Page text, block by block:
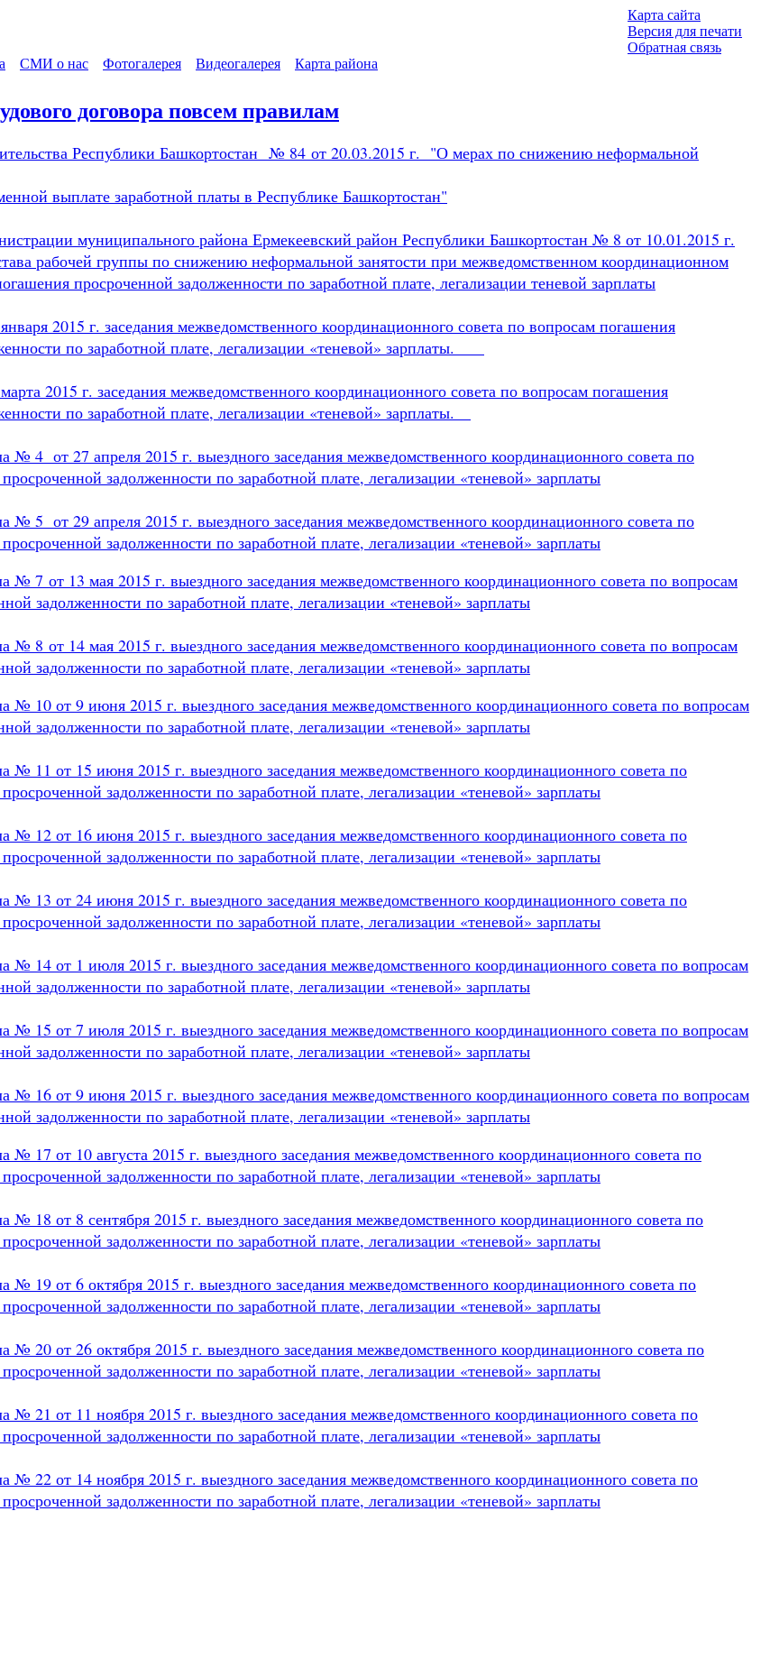
Карта сайта
Версия для печати
Обратная связь
СМИ о нас Фотогалерея Видеогалерея Карта района
договора повсем правилам
Республики Башкортостан № 84 от 20.03.2015 г. "О мерах по снижению неформальной
выплате заработной платы в Республике Башкортостан"
муниципального района Ермекеевский район Республики Башкортостан № 8 от 10.01.2015 г.
рабочей группы по снижению неформальной занятости при межведомственном координационном
просроченной задолженности по заработной плате, легализации теневой зарплаты
2015 г. заседания межведомственного координационного совета по вопросам погашения
по заработной плате, легализации «теневой» зарплаты.
2015 г. заседания межведомственного координационного совета по вопросам погашения
по заработной плате, легализации «теневой» зарплаты.
№ 4 от 27 апреля 2015 г. выездного заседания межведомственного координационного совета по
задолженности по заработной плате, легализации «теневой» зарплаты
№ 5 от 29 апреля 2015 г. выездного заседания межведомственного координационного совета по
задолженности по заработной плате, легализации «теневой» зарплаты
№ 7 от 13 мая 2015 г. выездного заседания межведомственного координационного совета по вопросам
задолженности по заработной плате, легализации «теневой» зарплаты
№ 8 от 14 мая 2015 г. выездного заседания межведомственного координационного совета по вопросам
задолженности по заработной плате, легализации «теневой» зарплаты
№ 10 от 9 июня 2015 г. выездного заседания межведомственного координационного совета по вопросам
задолженности по заработной плате, легализации «теневой» зарплаты
№ 11 от 15 июня 2015 г. выездного заседания межведомственного координационного совета по
задолженности по заработной плате, легализации «теневой» зарплаты
№ 12 от 16 июня 2015 г. выездного заседания межведомственного координационного совета по
задолженности по заработной плате, легализации «теневой» зарплаты
№ 13 от 24 июня 2015 г. выездного заседания межведомственного координационного совета по
задолженности по заработной плате, легализации «теневой» зарплаты
№ 14 от 1 июля 2015 г. выездного заседания межведомственного координационного совета по вопросам
задолженности по заработной плате, легализации «теневой» зарплаты
№ 15 от 7 июля 2015 г. выездного заседания межведомственного координационного совета по вопросам
задолженности по заработной плате, легализации «теневой» зарплаты
№ 16 от 9 июня 2015 г. выездного заседания межведомственного координационного совета по вопросам
задолженности по заработной плате, легализации «теневой» зарплаты
№ 17 от 10 августа 2015 г. выездного заседания межведомственного координационного совета по
задолженности по заработной плате, легализации «теневой» зарплаты
№ 18 от 8 сентября 2015 г. выездного заседания межведомственного координационного совета по
задолженности по заработной плате, легализации «теневой» зарплаты
№ 19 от 6 октября 2015 г. выездного заседания межведомственного координационного совета по
задолженности по заработной плате, легализации «теневой» зарплаты
№ 20 от 26 октября 2015 г. выездного заседания межведомственного координационного совета по
задолженности по заработной плате, легализации «теневой» зарплаты
№ 21 от 11 ноября 2015 г. выездного заседания межведомственного координационного совета по
задолженности по заработной плате, легализации «теневой» зарплаты
№ 22 от 14 ноября 2015 г. выездного заседания межведомственного координационного совета по
задолженности по заработной плате, легализации «теневой» зарплаты